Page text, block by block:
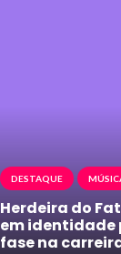
DESTAQUE
Herdeira do
em identidade
fase na